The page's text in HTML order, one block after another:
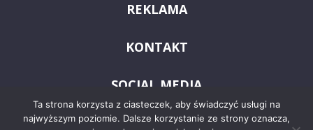
REKLAMA
KONTAKT
SOCIAL MEDIA
Ta strona korzysta z ciasteczek, aby świadczyć usługi na
najwyższym poziomie. Dalsze korzystanie ze strony oznacza,